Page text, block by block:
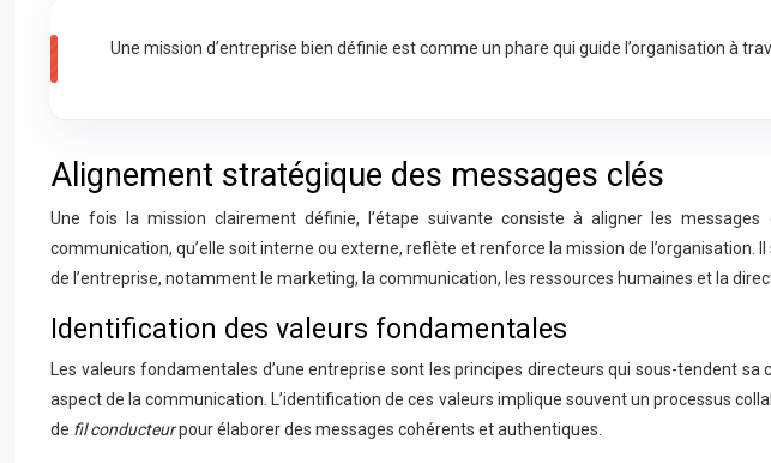
Une mission d’entreprise bien définie est comme un phare qui guide l’organisation à
Alignement stratégique des messages clés
Une fois la mission clairement définie, l’étape suivante consiste à aligner les
communication, qu’elle soit interne ou externe, reflète et renforce la mission de
de l’entreprise, notamment le marketing, la communication, les ressources humaines et la
Identification des valeurs fondamentales
Les valeurs fondamentales d’une entreprise sont les principes directeurs qui sous-tendent
aspect de la communication. L’identification de ces valeurs implique souvent un processus
de fil conducteurpour élaborer des messages cohérents et authentiques.